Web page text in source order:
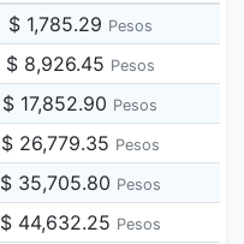
$ 1,785.29 Pesos
$ 8,926.45 Pesos
$ 17,852.90 Pesos
$ 26,779.35 Pesos
$ 35,705.80 Pesos
$ 44,632.25 Pesos